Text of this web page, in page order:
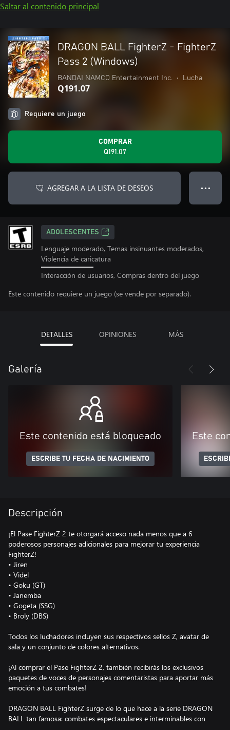
Saltar al contenido principal
DRAGON BALL FighterZ - FighterZ
Pass 2 (Windows)
BANDAI NAMCO Entertainment Inc. • Lucha
Q191.07
Requiere un juego
COMPRAR
Q191.07
AGREGAR A LA LISTA DE DESEOS ● ● ●
ADOLESCENTES
Lenguaje moderado, Temas insinuantes moderados,
Violencia de caricatura
Interacción de usuarios, Compras dentro del juego
Este contenido requiere un juego (se vende por separado).
DETALLES OPINIONES MÁS
Galería
Este contenido está bloqueado
ESCRIBE TU FECHA DE NACIMIENTO
Este
Descripción
¡El Pase FighterZ 2 te otorgará acceso nada menos que a 6
poderosos personajes adicionales para mejorar tu experiencia
FighterZ!
• Jiren
• Videl
• Goku (GT)
• Janemba
• Gogeta (SSG)
• Broly (DBS)
Todos los luchadores incluyen sus respectivos sellos Z, avatar de
sala y un conjunto de colores alternativos.
¡Al comprar el Pase FighterZ 2, también recibirás los exclusivos
paquetes de voces de personajes comentaristas para aportar más
emoción a tus combates!
DRAGON BALL FighterZ surge de lo que hace a la serie DRAGON
BALL tan famosa: combates espectaculares e interminables con